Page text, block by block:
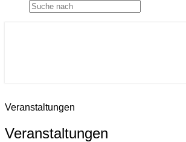
Veranstaltungen
Veranstaltungen